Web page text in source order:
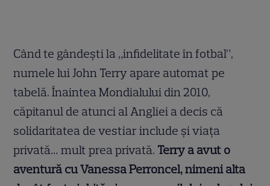
Când te gândești la „infidelitate în fotbal”,
numele lui John Terry apare automat pe
tabelă. Înaintea Mondialului din 2010,
căpitanul de atunci al Angliei a decis că
solidaritatea de vestiar include și viața
privată… mult prea privată. Terry a avut o
aventură cu Vanessa Perroncel, nimeni alta